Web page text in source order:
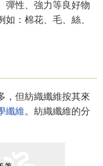
性、強力等良好物
：棉花、毛、絲、
，但紡織纖維按其來
纖維。紡織纖維的分